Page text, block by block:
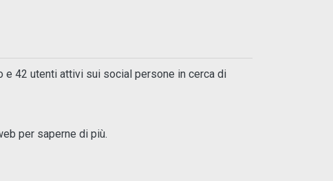
e 42 utenti attivi sui social persone in cerca di
per saperne di più.